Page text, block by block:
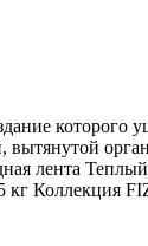
которого
вытянутой
лента
Коллекция